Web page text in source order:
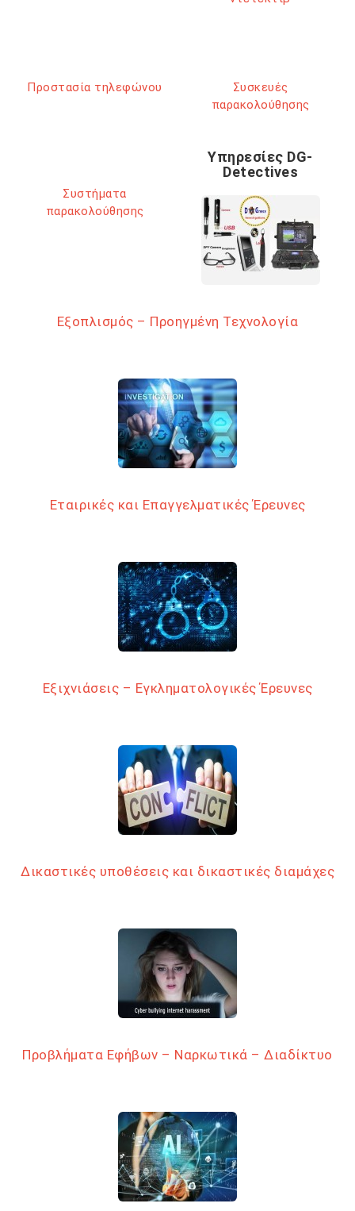
Προστασία τηλεφώνου
Συσκευές
παρακολούθησης
Συστήματα
παρακολούθησης
Υπηρεσίες DG-
Detectives
Εξοπλισμός – Προηγμένη Τεχνολογία
Εταιρικές και Επαγγελματικές Έρευνες
Εξιχνιάσεις – Εγκληματολογικές Έρευνες
Δικαστικές υποθέσεις και δικαστικές διαμάχες
Προβλήματα Εφήβων – Ναρκωτικά – Διαδίκτυο